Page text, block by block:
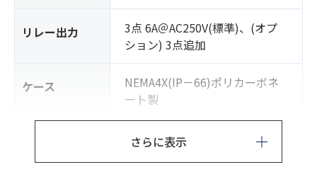
リレー出力
3点 6A＠AC250V(標準)、(オプ
ション) 3点追加
ケース
NEMA4X(IP－66)ポリカーボネ
ート製
0～0.34MPa
さらに表示